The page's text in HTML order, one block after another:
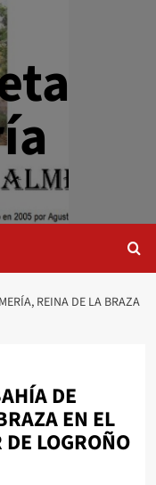
REINA DE LA BRAZA
DE
EN EL
LOGROÑO